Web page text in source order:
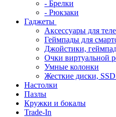
- Брелки
- Рюкзаки
Гаджеты
Аксессуары для
Геймпады для
Джойстики,
Очки виртуальной
Умные колонки
Жесткие диски,
Настолки
Пазлы
Кружки и бокалы
Trade-In